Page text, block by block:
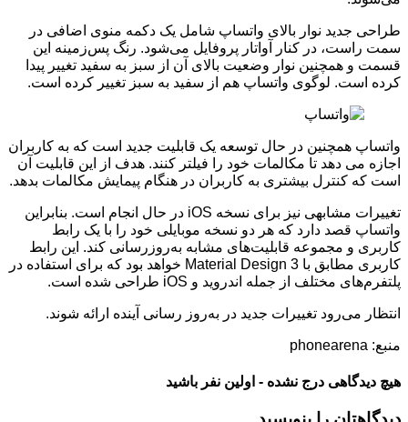
طراحی جدید نوار بالای واتساپ شامل یک دکمه منوی اضافی در
سمت راست، در کنار آواتار پروفایل می‌شود. رنگ پس‌زمینه این
قسمت و همچنین نوار وضعیت بالای آن از سبز به سفید تغییر پیدا
کرده است. لوگوی واتساپ هم از سفید به سبز تغییر کرده است.
واتساپ همچنین در حال توسعه یک قابلیت جدید است که به کاربران
اجازه می دهد تا مکالمات خود را فیلتر کنند. هدف از این قابلیت آن
است که کنترل بیشتری به کاربران در هنگام پیمایش مکالمات بدهد.
تغییرات مشابهی نیز برای نسخه iOS در حال انجام است. بنابراین
واتساپ قصد دارد که هر دو نسخه موبایلی خود را با یک رابط
کاربری و مجموعه قابلیت‌های مشابه به‌روزرسانی کند. این رابط
کاربری مطابق با Material Design 3 خواهد بود که برای استفاده در
پلتفرم‌های مختلف از جمله اندروید و iOS طراحی شده است.
انتظار می‌رود تغییرات جدید در به‌روز رسانی آینده ارائه شوند.
منبع: phonearena
هیچ دیدگاهی درج نشده - اولین نفر باشید